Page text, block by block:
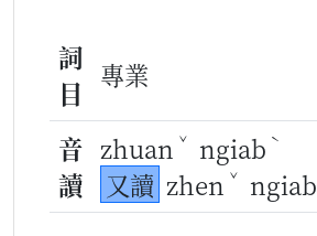
詞
目
專業
音
讀
zhuan ˇ ngiab ˋ
又讀 zhen ˇ ngiab